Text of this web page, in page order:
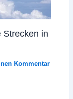
Strecken in
Kommentar